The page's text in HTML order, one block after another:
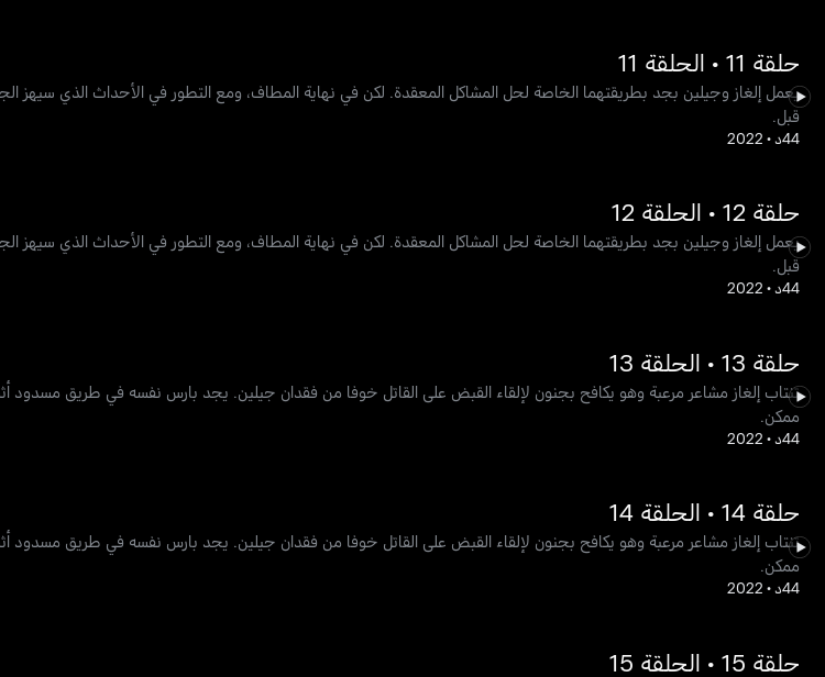
حلقة 11 • الحلقة 11
يعمل إلغاز وجيلين بجد بطريقتهما الخاصة لحل المشاكل المعقدة. لكن في نهاية المطاف، ومع التطور في الأحداث الذي سيهز
قبل.
44د •
2022
حلقة 12 • الحلقة 12
يعمل إلغاز وجيلين بجد بطريقتهما الخاصة لحل المشاكل المعقدة. لكن في نهاية المطاف، ومع التطور في الأحداث الذي سيهز
قبل.
44د •
2022
حلقة 13 • الحلقة 13
تنتاب إلغاز مشاعر مرعبة وهو يكافح بجنون لإلقاء القبض على القاتل خوفا من فقدان جيلين. يجد بارس نفسه في طريق مسدود
ممكن.
44د •
2022
حلقة 14 • الحلقة 14
تنتاب إلغاز مشاعر مرعبة وهو يكافح بجنون لإلقاء القبض على القاتل خوفا من فقدان جيلين. يجد بارس نفسه في طريق مسدود
ممكن.
44د •
2022
حلقة 15 • الحلقة 15